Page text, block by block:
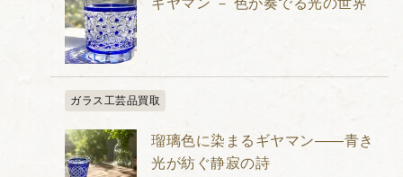
ガラス工芸品買取
瑠璃色に染まるギヤマン――青き
光が紡ぐ静寂の詩